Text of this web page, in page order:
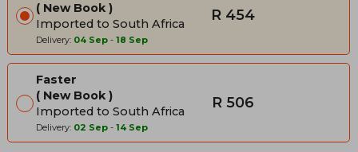
New Book
Imported to South Africa
Delivery: 04 Sep - 18 Sep
R 454
Faster
New Book
Imported to South Africa
Delivery: 02 Sep - 14 Sep
R 506